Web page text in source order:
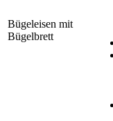
Bügeleisen mit
Bügelbrett